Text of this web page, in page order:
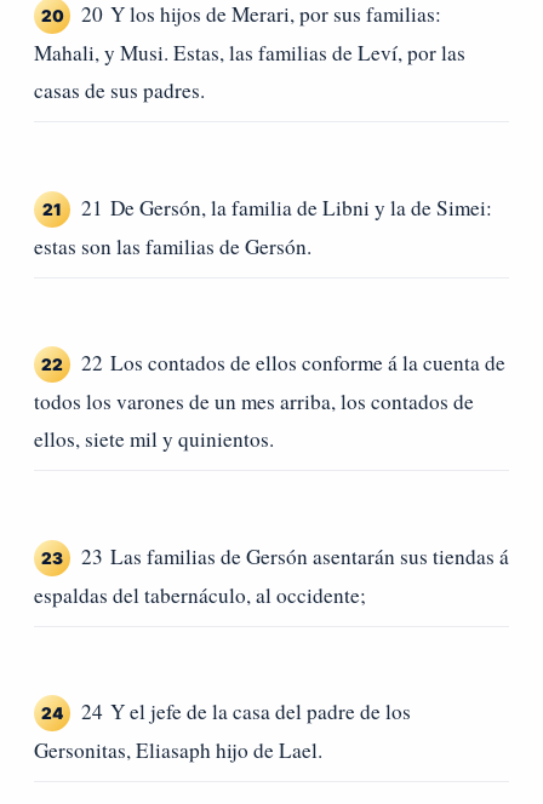
20
20 Y los hijos de Merari, por sus familias:
Mahali, y Musi. Estas, las familias de Leví, por las
casas de sus padres.
21
21 De Gersón, la familia de Libni y la de Simei:
estas son las familias de Gersón.
22
22 Los contados de ellos conforme á la cuenta de
todos los varones de un mes arriba, los contados de
ellos, siete mil y quinientos.
23
23 Las familias de Gersón asentarán sus tiendas á
espaldas del tabernáculo, al occidente;
24
24 Y el jefe de la casa del padre de los
Gersonitas, Eliasaph hijo de Lael.